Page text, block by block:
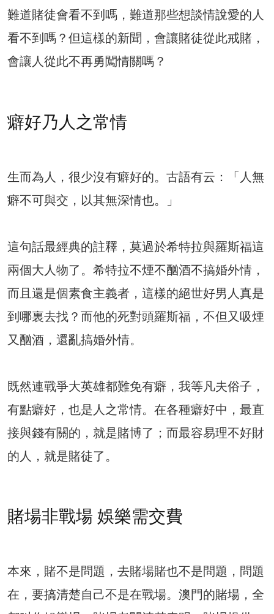
難道賭徒會看不到嗎，難道那些想談情說愛的人
看不到嗎？但這樣的新聞，會讓賭徒從此戒賭，
會讓人從此不再勇闖情關嗎？
癖好乃人之常情
生而為人，很少沒有癖好的。古語有云：「人無
癖不可與交，以其無深情也。」
這句話最經典的註釋，莫過於希特拉與羅斯福這
兩個大人物了。希特拉不煙不酗酒不搞婚外情，
而且還是個素食主義者，這樣的絕世好男人真是
到哪裏去找？而他的死對頭羅斯福，不但又吸煙
又酗酒，還亂搞婚外情。
既然連戰爭大英雄都難免有癖，我等凡夫俗子，
有點癖好，也是人之常情。在各種癖好中，最直
接與錢有關的，就是賭博了；而最容易理不好財
的人，就是賭徒了。
賭場非戰場 娛樂需交費
本來，賭不是問題，去賭場賭也不是問題，問題
在，要搞清楚自己不是在戰場。澳門的賭場，全